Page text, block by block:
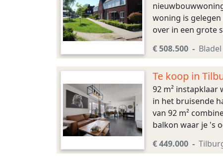
woning is
over in een grote
€ 508.500 Bladel
Te koop in
92 m²
in het bruisende
van 92 m²
balkon waar je 's
€ 449.000